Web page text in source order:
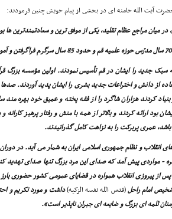
آیت الله خامنه اى در بخشى از پیام خویش چنین فرمودند:
میان مراجع عظام تقلید، یکى از موفق ترین و سعادتمندترین ها
سبک جدید را ایشان در قم تأسیس نمودند. اولین مؤسسه بزرگ
از دانش و اختراعات جدید بشرى را ایشان پدید آوردند.
کردند هزاران شاگرد را از فقه پخته و عمیق خود بهره
بود ارائه کردند و بالاتر از همه با منش و رفتار پرهیز
عمرى پربرکت را به نزاهت کامل گذرانیدند.
انقلاب و نظام جمهورى اسلامى ایران به شمار مى آید. در
- مواردى پیش آمد که صداى این مرد بزرگ تنها صداى تهدید
از پیروزى انقلاب همواره در قضایاى عمومى کشور حضورى بارز
امام راحل(قدس الله نفسه الزکیه)داشت و مورد تکریم و
ثلمه اى بزرگ و ضایعه اى جبران ناپذیر است».